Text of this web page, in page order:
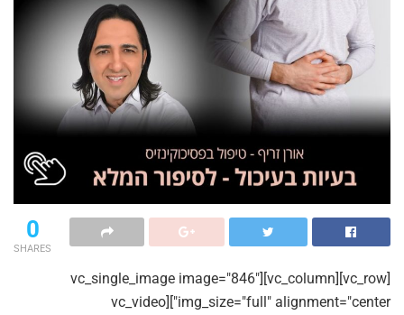
0
SHARES
[vc_row][vc_column][vc_single_image image="846"
img_size="full" alignment="center"][vc_video